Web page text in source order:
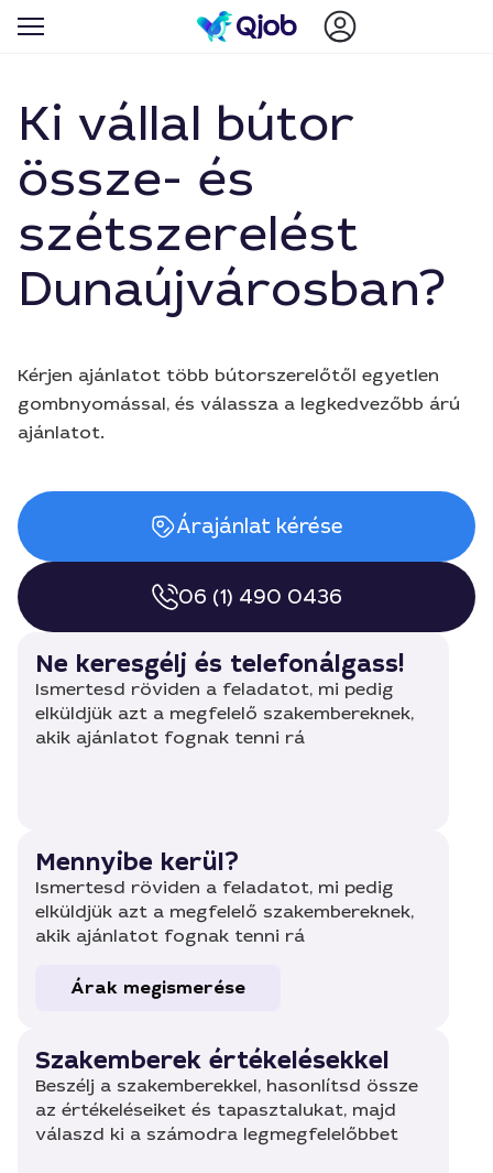
Ki vállal bútor
össze- és
szétszerelést
Dunaújvárosban?
Kérjen ajánlatot több bútorszerelőtől egyetlen
gombnyomással, és válassza a legkedvezőbb árú
ajánlatot.
Árajánlat kérése
06 (1) 490 0436
Ne keresgélj és telefonálgass!
Ismertesd röviden a feladatot, mi pedig
elküldjük azt a megfelelő szakembereknek,
akik ajánlatot fognak tenni rá
Mennyibe kerül?
Ismertesd röviden a feladatot, mi pedig
elküldjük azt a megfelelő szakembereknek,
akik ajánlatot fognak tenni rá
Árak megismerése
Szakemberek értékelésekkel
Beszélj a szakemberekkel, hasonlítsd össze
az értékeléseiket és tapasztalukat, majd
válaszd ki a számodra legmegfelelőbbet